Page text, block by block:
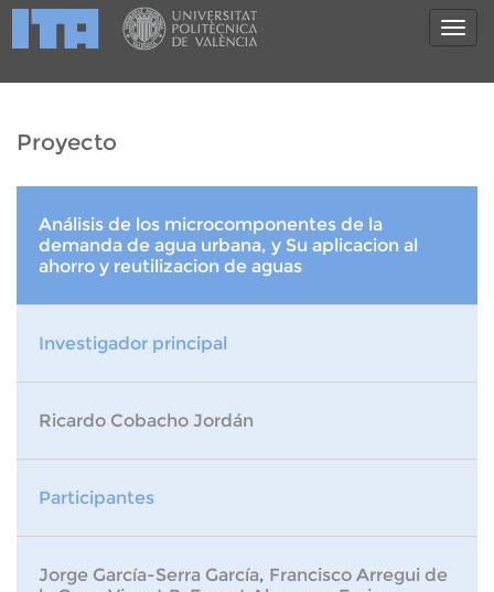
Proyecto
Análisis de los microcomponentes de la
demanda de agua urbana, y Su aplicacion al
ahorro y reutilizacion de aguas
Investigador principal
Ricardo Cobacho Jordán
Participantes
Jorge García-Serra García, Francisco Arregui de